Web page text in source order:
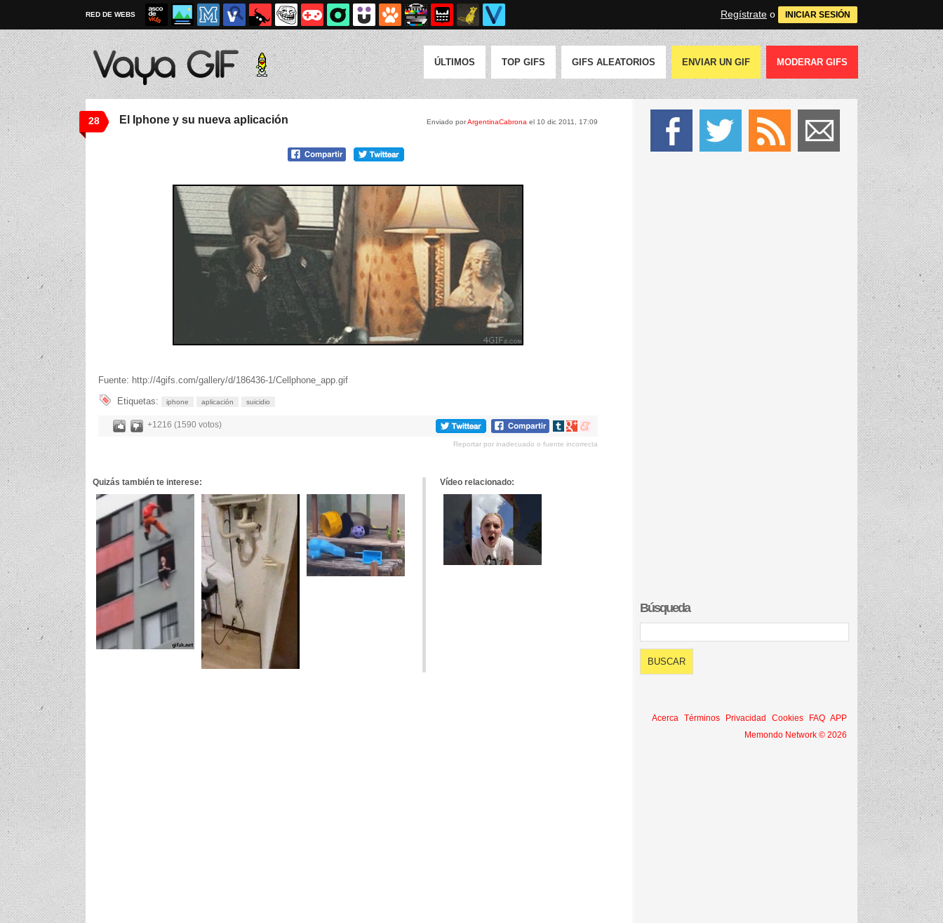
RED DE WEBS Regístrate o INICIAR SESIÓN
ÚLTIMOS TOP GIFS GIFS ALEATORIOS ENVIAR UN GIF MODERAR GIFS
28 Enviado porArgentinaCabrona el 10 dic 2011, 17:09
El Iphone y su nueva aplicación
Fuente: http://4gifs.com/gallery/d/186436-1/Cellphone_app.gif
Etiquetas:
iphone aplicación suicidio
+1216 (1590 votos)
Compartir
tumblr
Compartir
Google+
Compartir
meneame
Reportar por inadecuado o fuente incorrecta
Quizás también te interese: Vídeo relacionado:
Búsqueda
Acerca Términos Privacidad Cookies FAQ APP
Memondo Network © 2026